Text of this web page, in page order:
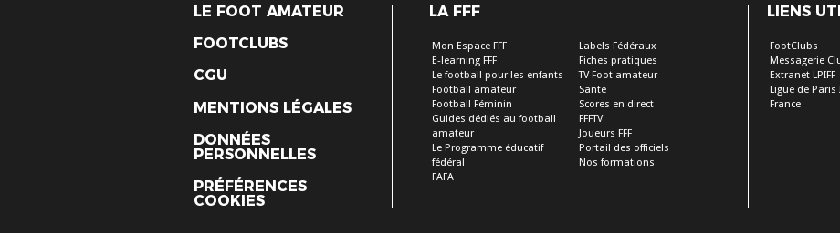
LE FOOT AMATEUR
FOOTCLUBS
CGU
MENTIONS LÉGALES
DONNÉES
PERSONNELLES
PRÉFÉRENCES
COOKIES
LA FFF
Mon Espace FFF
E-learning FFF
Le football pour les enfants
Football amateur
Football Féminin
Guides dédiés au football
amateur
Le Programme éducatif
fédéral
FAFA
Labels Fédéraux
Fiches pratiques
TV Foot amateur
Santé
Scores en direct
FFFTV
Joueurs FFF
Portail des officiels
Nos formations
LIENS
FootClubs
Messagerie
Extranet LPIFF
Ligue de Paris
France